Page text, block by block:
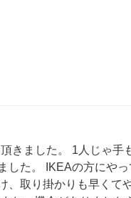
きました。 1人じゃ手
した。 IKEAの方にやっ
、取り掛かりも早くて